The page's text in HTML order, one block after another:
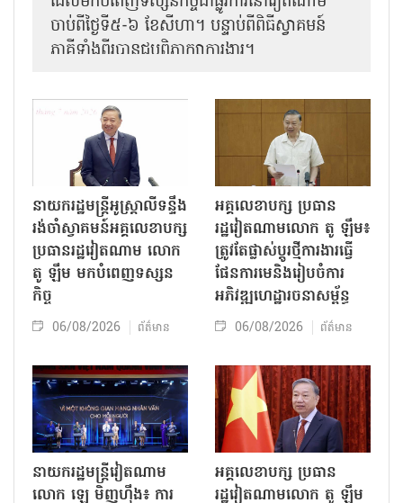
ចាប់ពីថ្ងៃទី៥-៦ ខែសីហា។ បន្ទាប់ពីពិធីស្វាគមន៍
ភាគីទាំងពីរបានជួបពិភាក្សាការងារ​។
នាយករដ្ឋមន្ត្រីអូស្ត្រាលីទន្ទឹង
រង់ចាំស្វាគមន៍អគ្គលេខាបក្ស
ប្រធានរដ្ឋវៀតណាម លោក
តូ ឡឹម មកបំពេញទស្សន
កិច្ច
06/08/2026 ព័ត៌មាន
អគ្គលេខាបក្ស ប្រធាន
រដ្ឋវៀតណាមលោក តូ ឡឹម៖
ត្រូវតែផ្លាស់ប្ដូរថ្មីការងារធ្វើ
ផែនការមេនិងរៀបចំការ
អភិវឌ្ឍហេដ្ឋារចនាសម្ព័ន្ធ
06/08/2026 ព័ត៌មាន
នាយករដ្ឋមន្ត្រីវៀតណាម
លោក ឡេ មិញហ៊ឹង៖ ការ
អគ្គលេខាបក្ស ប្រធាន
រដ្ឋវៀតណាមលោក តូ ឡឹម